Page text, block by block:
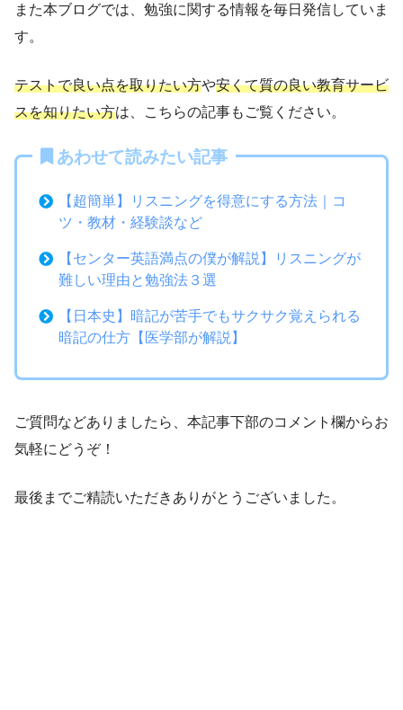
また本ブログでは、勉強に関する情報を毎日発信していま
す。
テストで良い点を取りたい方や安くて質の良い教育サービ
スを知りたい方は、こちらの記事もご覧ください。
あわせて読みたい記事
【超簡単】リスニングを得意にする方法｜コ
ツ・教材・経験談など
【センター英語満点の僕が解説】リスニングが
難しい理由と勉強法３選
【日本史】暗記が苦手でもサクサク覚えられる
暗記の仕方【医学部が解説】
ご質問などありましたら、本記事下部のコメント欄からお
気軽にどうぞ！
最後までご精読いただきありがとうございました。